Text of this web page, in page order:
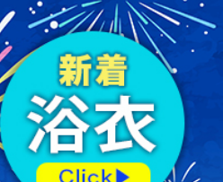
羽織
長襦袢
下駄
柄メイン生地
麻生地
材料用洗い張り
ホームコート
香合
花瓶
山中塗り
蒔絵